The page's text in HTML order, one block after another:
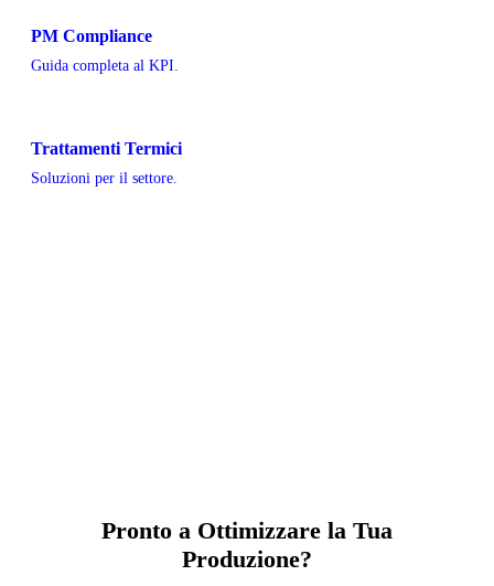
PM Compliance
Guida completa al KPI.
Trattamenti Termici
Soluzioni per il settore.
Pronto a Ottimizzare la Tua
Produzione?